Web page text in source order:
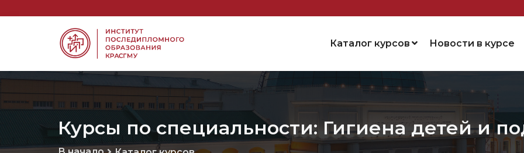
Каталог курсов Новости в курсе
Курсы по специальности: Гигиена детей и